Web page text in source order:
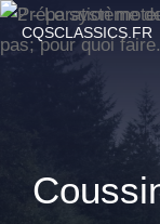
Aller
au
CQSCLASSICS.FR